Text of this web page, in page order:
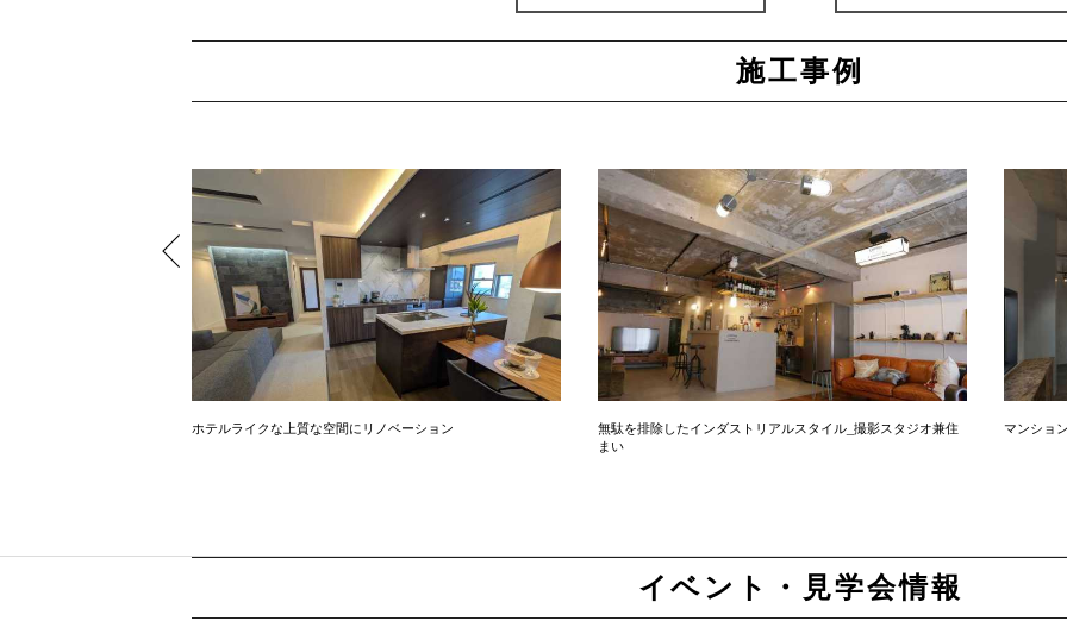
施工事例
ホテルライクな上質な空間にリノベーション
無駄を排除したインダストリアルスタイル_撮影スタジオ兼住
まい
マンショ
イベント・見学会情報